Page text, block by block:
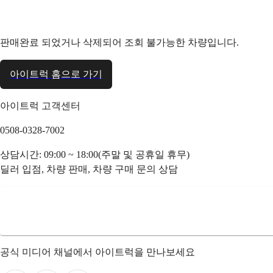
판매완료 되었거나 삭제되어 조회 불가능한 차량입니다.
아이트럭 홈으로 가기
아이트럭 고객센터
0508-0328-7002
상담시간: 09:00 ~ 18:00(주말 및 공휴일 휴무)
딜러 입점, 차량 판매, 차량 구매 문의 상담
공식 미디어 채널에서 아이트럭을 만나보세요